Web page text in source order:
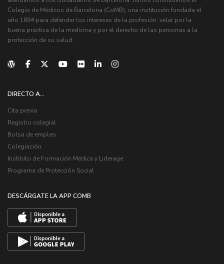
Colegio de Médicos de Barcelona (CoMB), una institución fundada el
año 1894 para defender los intereses de la profesión, velar por la
buena práctica de la medicina y por el derecho de las personas a la
protección de su salud.
DIRECTO A...
Cita previa
Registro colegial
Bolsa de empleo
Colegiación
Instituto de Formación Médica y Liderage
Programa de Protección Social
DESCÁRGATE LA APP COMB